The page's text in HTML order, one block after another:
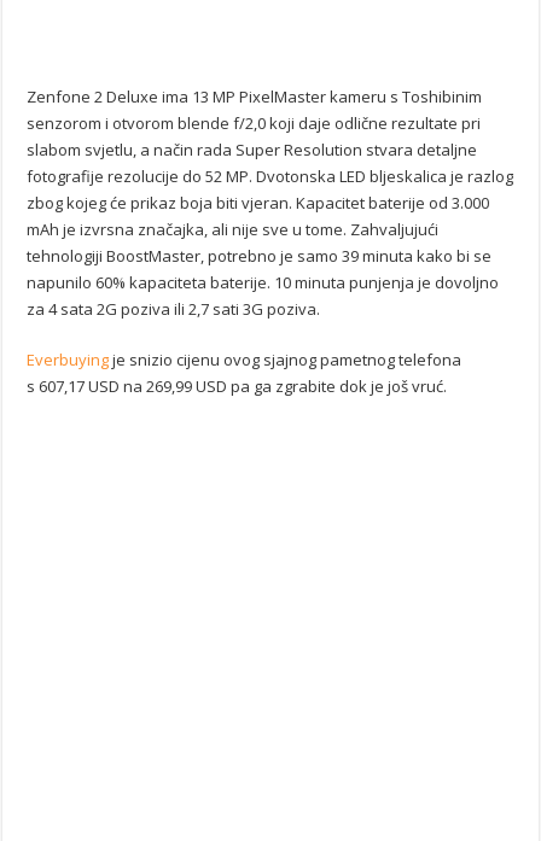
Zenfone 2 Deluxe ima 13 MP PixelMaster kameru s Toshibinim
senzorom i otvorom blende f/2,0 koji daje odlične rezultate pri
slabom svjetlu, a način rada Super Resolution stvara detaljne
fotografije rezolucije do 52 MP. Dvotonska LED bljeskalica je razlog
zbog kojeg će prikaz boja biti vjeran. Kapacitet baterije od 3.000
mAh je izvrsna značajka, ali nije sve u tome. Zahvaljujući
tehnologiji BoostMaster, potrebno je samo 39 minuta kako bi se
napunilo 60% kapaciteta baterije. 10 minuta punjenja je dovoljno
za 4 sata 2G poziva ili 2,7 sati 3G poziva.
Everbuyingje snizio cijenu ovog sjajnog pametnog telefona
s 607,17 USD na 269,99 USD pa ga zgrabite dok je još vruć.